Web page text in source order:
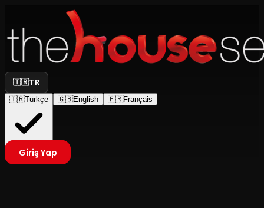
🇹🇷TR
🇹🇷Türkçe 🇬🇧English 🇫🇷Français
Giriş Yap